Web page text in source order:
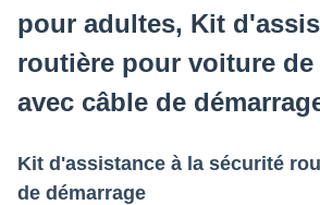
pour adultes, Kit
routière pour voiture
avec câble de
Kit d'assistance à la sécurité
de démarrage